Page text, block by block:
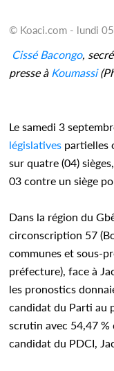
© Koaci.com - lundi
Cissé Bacongo,
presse à Koumassi
Le samedi 3
législatives partielles
sur quatre (04)
03 contre un siège
Dans la région du
circonscription 57
communes et sous-
préfecture), face à
les pronostics
candidat du Parti au
scrutin avec 54,47
candidat du PDCI,